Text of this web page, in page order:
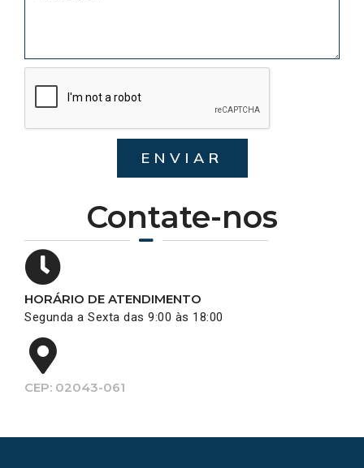
Contate-nos
HORÁRIO DE ATENDIMENTO
Segunda a Sexta das 9:00 às 18:00
CEP: 02043-061
ENVIAR